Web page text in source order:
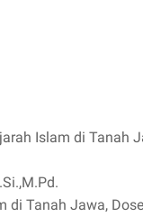
Islam di Tanah
di Tanah Jawa,